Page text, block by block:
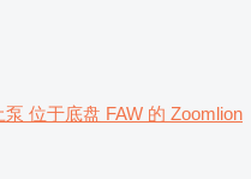
泵 位于底盘 FAW 的 Zoomlion